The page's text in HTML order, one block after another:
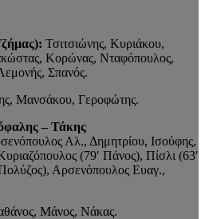
Τσιτσιώνης, Κυριάκου,
Κορώνας, Νταφόπουλος,
Σπανός.
Μανσάκου, Γεροφώτης.
– Τάκης
Αλ., Δημητρίου, Ισούφης,
(79′ Πάνος), Πίσλι (63′
Αρσενόπουλος Ευαγ.,
Μάνος, Νάκας.